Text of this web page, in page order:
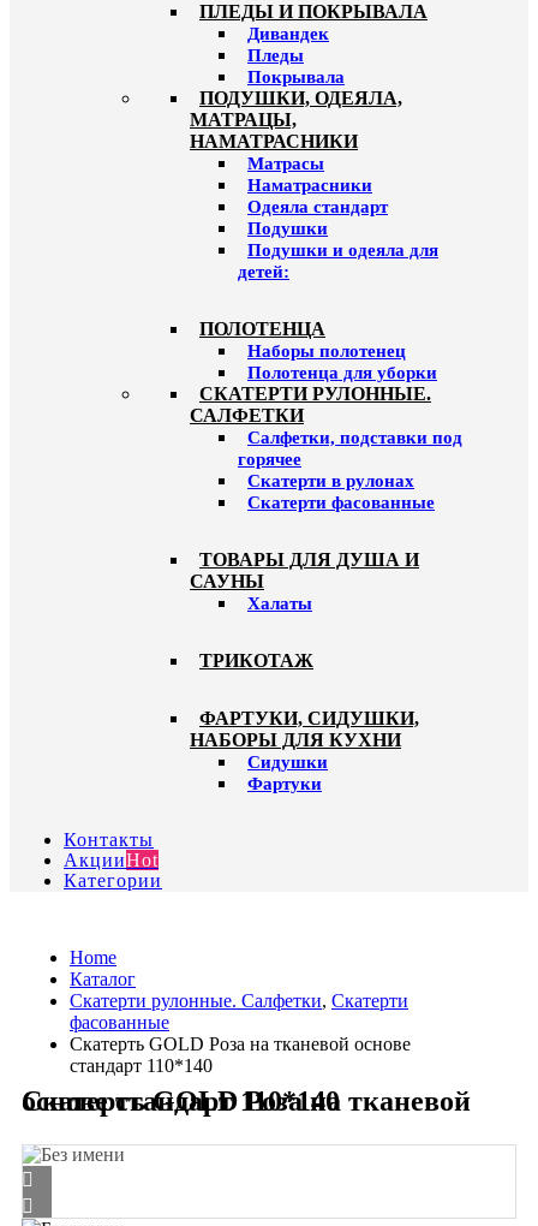
ПЛЕДЫ И ПОКРЫВАЛА
Дивандек
Пледы
Покрывала
ПОДУШКИ, ОДЕЯЛА,
МАТРАЦЫ,
НАМАТРАСНИКИ
Матрасы
Наматрасники
Одеяла стандарт
Подушки
Подушки и одеяла для
детей:
ПОЛОТЕНЦА
Наборы полотенец
Полотенца для уборки
СКАТЕРТИ РУЛОННЫЕ.
САЛФЕТКИ
Салфетки, подставки под
горячее
Скатерти в рулонах
Скатерти фасованные
ТОВАРЫ ДЛЯ ДУША И
САУНЫ
Халаты
ТРИКОТАЖ
ФАРТУКИ, СИДУШКИ,
НАБОРЫ ДЛЯ КУХНИ
Сидушки
Фартуки
Контакты
АкцииHot
Категории
Home
Каталог
Скатерти рулонные. Салфетки, Скатерти
фасованные
Скатерть GOLD Роза на тканевой основе
стандарт 110*140
Скатерть GOLD Роза на тканевой основе стандарт 110*140